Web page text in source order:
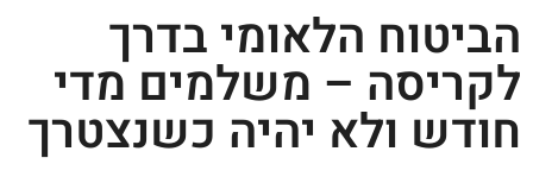
הביטוח הלאומי בדרך
לקריסה – משלמים מדי
חודש ולא יהיה כשנצטרך